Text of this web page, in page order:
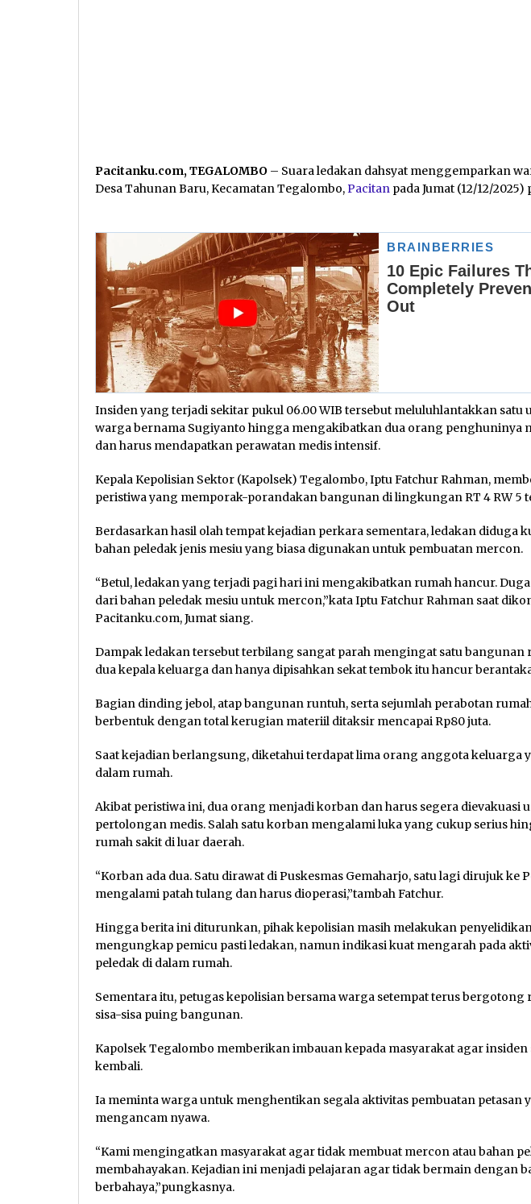
Pacitanku.com, TEGALOMBO – Suara ledakan dahsyat menggemparkan
Desa Tahunan Baru, Kecamatan Tegalombo,Pacitan pada Jumat (12/12/2025)
Insiden yang terjadi sekitar pukul 06.00 WIB tersebut meluluhlantakkan
warga bernama Sugiyanto hingga mengakibatkan dua orang penghuninya
dan harus mendapatkan perawatan medis intensif.
Kepala Kepolisian Sektor (Kapolsek) Tegalombo, Iptu Fatchur Rahman,
peristiwa yang memporak-porandakan bangunan di lingkungan RT 4 RW 5
Berdasarkan hasil olah tempat kejadian perkara sementara, ledakan diduga
bahan peledak jenis mesiu yang biasa digunakan untuk pembuatan mercon.
“Betul, ledakan yang terjadi pagi hari ini mengakibatkan rumah hancur.
dari bahan peledak mesiu untuk mercon,”kata Iptu Fatchur Rahman saat
Pacitanku.com, Jumat siang.
Dampak ledakan tersebut terbilang sangat parah mengingat satu bangunan
dua kepala keluarga dan hanya dipisahkan sekat tembok itu hancur
Bagian dinding jebol, atap bangunan runtuh, serta sejumlah perabotan
berbentuk dengan total kerugian materiil ditaksir mencapai Rp80 juta.
Saat kejadian berlangsung, diketahui terdapat lima orang anggota keluarga
dalam rumah.
Akibat peristiwa ini, dua orang menjadi korban dan harus segera dievakuasi
pertolongan medis. Salah satu korban mengalami luka yang cukup serius
rumah sakit di luar daerah.
“Korban ada dua. Satu dirawat di Puskesmas Gemaharjo, satu lagi dirujuk ke
mengalami patah tulang dan harus dioperasi,”tambah Fatchur.
Hingga berita ini diturunkan, pihak kepolisian masih melakukan
mengungkap pemicu pasti ledakan, namun indikasi kuat mengarah pada
peledak di dalam rumah.
Sementara itu, petugas kepolisian bersama warga setempat terus
sisa-sisa puing bangunan.
Kapolsek Tegalombo memberikan imbauan kepada masyarakat agar
kembali.
Ia meminta warga untuk menghentikan segala aktivitas pembuatan petasan
mengancam nyawa.
“Kami mengingatkan masyarakat agar tidak membuat mercon atau bahan
membahayakan. Kejadian ini menjadi pelajaran agar tidak bermain dengan
berbahaya,”pungkasnya.